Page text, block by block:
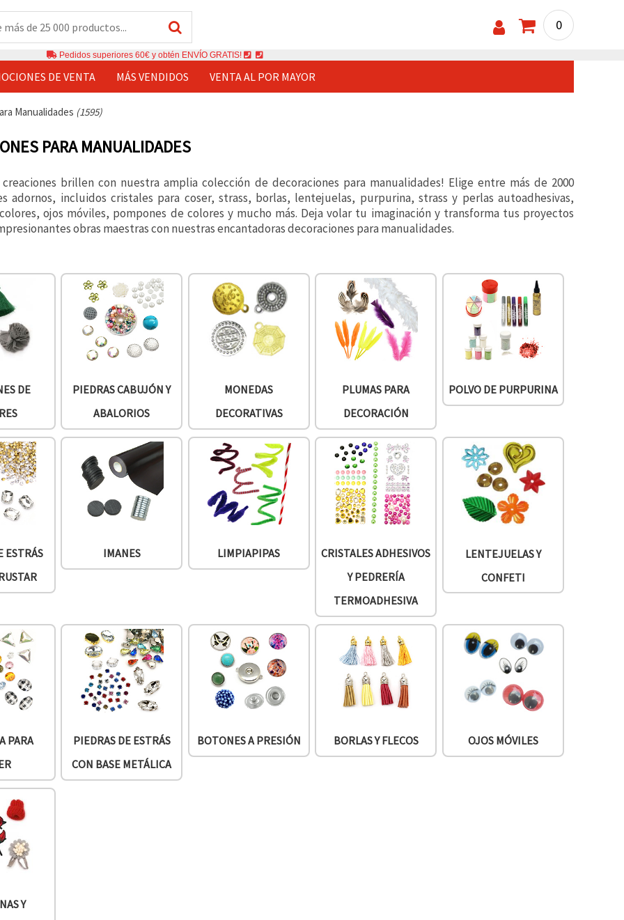
0
Pedidos superiores 60€ y obtén ENVÍO GRATIS!
DE VENTA MÁS VENDIDOS VENTA AL POR MAYOR
Manualidades (1595)
PARA MANUALIDADES
brillen con nuestra amplia colección de decoraciones para manualidades! Elige entre más de 2000
adornos, incluidos cristales para coser, strass, borlas, lentejuelas, purpurina, strass y perlas autoadhesivas,
ojos móviles, pompones de colores y mucho más. Deja volar tu imaginación y transforma tus proyectos
obras maestras con nuestras encantadoras decoraciones para manualidades.
DE
PIEDRAS CABUJÓN Y
ABALORIOS
MONEDAS
DECORATIVAS
PLUMAS PARA
DECORACIÓN
POLVO DE PURPURINA
ESTRÁS
IMANES LIMPIAPIPAS
CRISTALES ADHESIVOS
Y PEDRERÍA
TERMOADHESIVA
LENTEJUELAS Y
CONFETI
PARA
PIEDRAS DE ESTRÁS
CON BASE METÁLICA
BOTONES A PRESIÓN BORLAS Y FLECOS OJOS MÓVILES
Y